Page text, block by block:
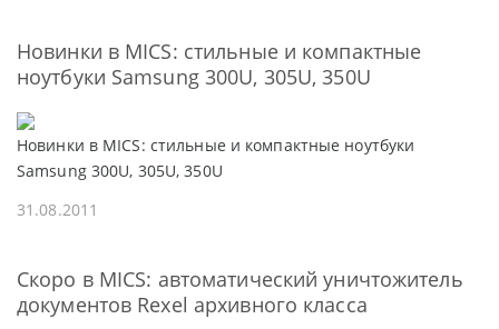
Новинки в MICS: стильные и компактные
ноутбуки Samsung 300U, 305U, 350U
Новинки в MICS: стильные и компактные ноутбуки
Samsung 300U, 305U, 350U
31.08.2011
Скоро в MICS: автоматический уничтожитель
документов Rexel архивного класса